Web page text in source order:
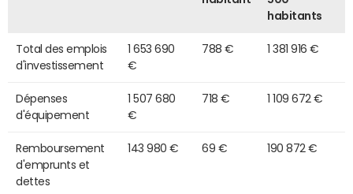
habitants
Total des emplois
d'investissement
1 653 690
€
788 € 1 381 916 €
Dépenses
d'équipement
1 507 680
€
718 € 1 109 672 €
Remboursement
d'emprunts et
dettes
143 980 € 69 € 190 872 €